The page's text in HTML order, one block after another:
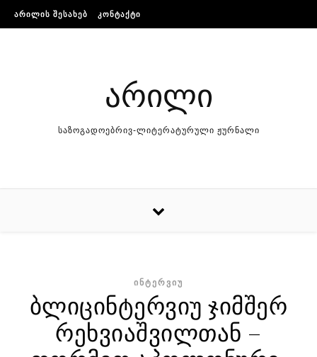
Skip to content
ᲐᲠᲘᲚᲘᲡ ᲨᲔᲡᲐᲮᲔᲑ ᲙᲝᲜᲢᲐᲥᲢᲘ
არილი
საზოგადოებრივ-ლიტერატურული ჟურნალი
ᲘᲜᲢᲔᲠᲕᲘᲣ
ბლიცინტერვიუ ჯიმშერ
რეხვიაშვილთან –